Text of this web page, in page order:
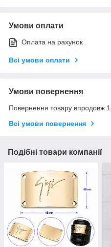
Умови оплати
Оплата на рахунок
Всі умови оплати
Умови повернення
Повернення товару впродовж
Всі умови повернення
Подібні товари компанії